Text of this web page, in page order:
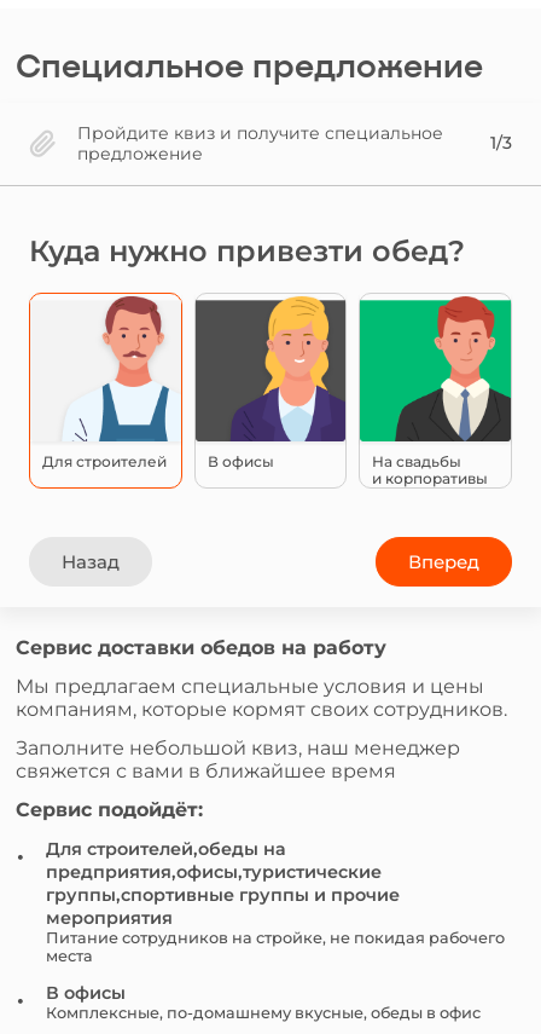
Специальное предложение
Пройдите квиз и получите специальное
предложение
1/3
Куда нужно привезти обед?
Для строителей В офисы
На свадьбы
и корпоративы
Назад Вперед
Сервис доставки обедов на работу
Мы предлагаем специальные условия и цены
компаниям, которые кормят своих сотрудников.
Заполните небольшой квиз, наш менеджер
свяжется с вами в ближайшее время
Сервис подойдёт:
Для строителей,обеды на
предприятия,офисы,туристические
группы,спортивные группы и прочие
мероприятия
Питание сотрудников на стройке, не покидая рабочего
места
В офисы
Комплексные, по-домашнему вкусные, обеды в офис